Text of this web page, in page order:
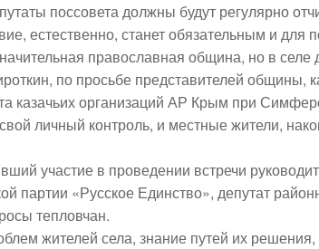
поссовета должны будут регулярно
естественно, станет обязательным и для
православная община, но в селе
по просьбе представителей общины,
казачьих организаций АР Крым при
личный контроль, и местные жители,
участие в проведении встречи
партии «Русское Единство», депутат
тепловчан.
жителей села, знание путей их